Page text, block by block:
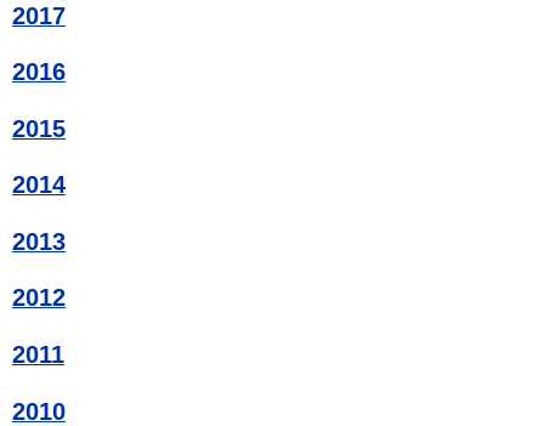
2017
2016
2015
2014
2013
2012
2011
2010